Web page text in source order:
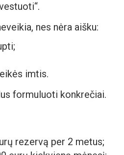
nes nėra aišku:
imtis.
formuluoti konkrečiai.
rezervą per 2 metus;